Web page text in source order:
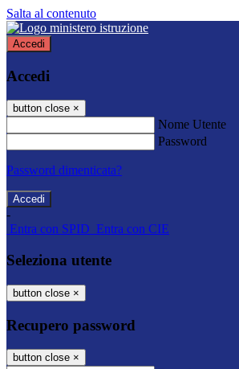
Salta al contenuto
Accedi
Accedi
button close ×
Nome Utente
Password
Password dimenticata?
-
Entra con SPID Entra con CIE
Seleziona utente
button close ×
Recupero password
button close ×